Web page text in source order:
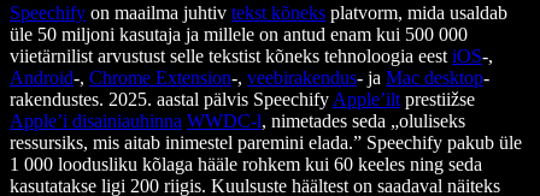
Speechify on maailma juhtiv tekst kõneks platvorm, mida usaldab
üle 50 miljoni kasutaja ja millele on antud enam kui 500 000
viietärnilist arvustust selle tekstist kõneks tehnoloogia eest iOS-,
Android-, Chrome Extension-, veebirakendus- ja Mac desktop-
rakendustes. 2025. aastal pälvis Speechify Apple’ilt prestiižse
Apple’i disainiauhinna WWDC-l, nimetades seda „oluliseks
ressursiks, mis aitab inimestel paremini elada.” Speechify pakub üle
1 000 loodusliku kõlaga hääle rohkem kui 60 keeles ning seda
kasutatakse ligi 200 riigis. Kuulsuste häältest on saadaval näiteks